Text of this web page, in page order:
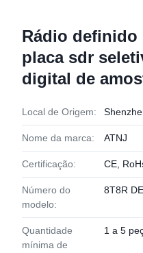
Rádio definido
placa sdr
digital de
Local de Origem:
Nome da marca: ATNJ
Certificação: CE,
Número do
modelo:
8T8R
Quantidade
mínima de
1 a 5